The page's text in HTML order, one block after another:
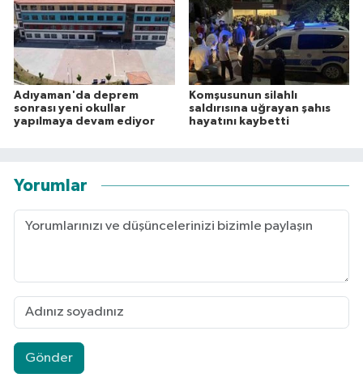
Adıyaman'da deprem
sonrası yeni okullar
yapılmaya devam ediyor
Komşusunun silahlı
saldırısına uğrayan şahıs
hayatını kaybetti
Yorumlar
Gönder